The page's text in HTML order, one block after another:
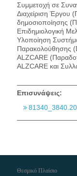
Συμμετοχή σε
Διαχείριση Έργου
δημοσιοποίησης
Επιδημιολογική
Υλοποίηση
Παρακολούθησης
ALZCARE
ALZCARE και
Επισυνάψεις:
Θεσμικό Πλαίσιο